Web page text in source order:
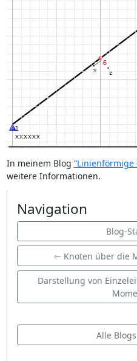
In meinem Blog “Linienförmige
weitere Informationen.
Navigation
Blog-
⇽ Knoten über die
Darstellung von
Alle